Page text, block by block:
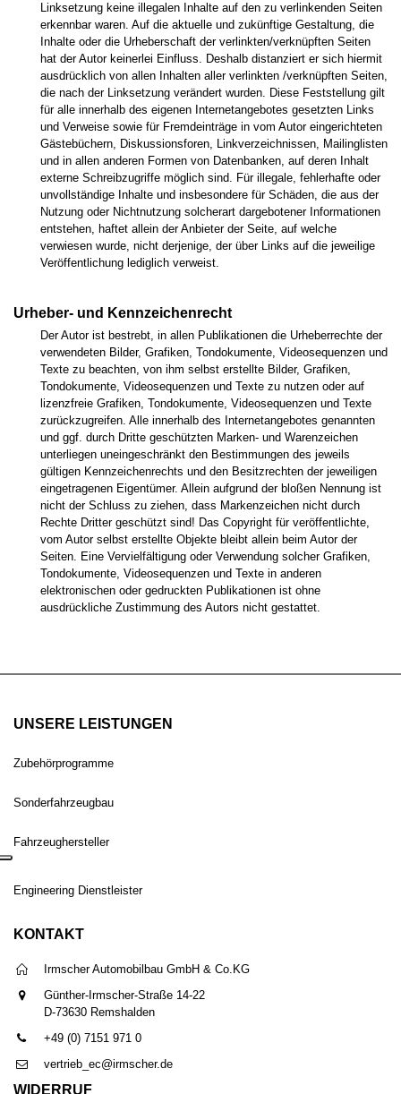
Linksetzung keine illegalen Inhalte auf den zu verlinkenden Seiten
erkennbar waren. Auf die aktuelle und zukünftige Gestaltung, die
Inhalte oder die Urheberschaft der verlinkten/verknüpften Seiten
hat der Autor keinerlei Einfluss. Deshalb distanziert er sich hiermit
ausdrücklich von allen Inhalten aller verlinkten /verknüpften Seiten,
die nach der Linksetzung verändert wurden. Diese Feststellung gilt
für alle innerhalb des eigenen Internetangebotes gesetzten Links
und Verweise sowie für Fremdeinträge in vom Autor eingerichteten
Gästebüchern, Diskussionsforen, Linkverzeichnissen, Mailinglisten
und in allen anderen Formen von Datenbanken, auf deren Inhalt
externe Schreibzugriffe möglich sind. Für illegale, fehlerhafte oder
unvollständige Inhalte und insbesondere für Schäden, die aus der
Nutzung oder Nichtnutzung solcherart dargebotener Informationen
entstehen, haftet allein der Anbieter der Seite, auf welche
verwiesen wurde, nicht derjenige, der über Links auf die jeweilige
Veröffentlichung lediglich verweist.
Urheber- und Kennzeichenrecht
Der Autor ist bestrebt, in allen Publikationen die Urheberrechte der
verwendeten Bilder, Grafiken, Tondokumente, Videosequenzen und
Texte zu beachten, von ihm selbst erstellte Bilder, Grafiken,
Tondokumente, Videosequenzen und Texte zu nutzen oder auf
lizenzfreie Grafiken, Tondokumente, Videosequenzen und Texte
zurückzugreifen. Alle innerhalb des Internetangebotes genannten
und ggf. durch Dritte geschützten Marken- und Warenzeichen
unterliegen uneingeschränkt den Bestimmungen des jeweils
gültigen Kennzeichenrechts und den Besitzrechten der jeweiligen
eingetragenen Eigentümer. Allein aufgrund der bloßen Nennung ist
nicht der Schluss zu ziehen, dass Markenzeichen nicht durch
Rechte Dritter geschützt sind! Das Copyright für veröffentlichte,
vom Autor selbst erstellte Objekte bleibt allein beim Autor der
Seiten. Eine Vervielfältigung oder Verwendung solcher Grafiken,
Tondokumente, Videosequenzen und Texte in anderen
elektronischen oder gedruckten Publikationen ist ohne
ausdrückliche Zustimmung des Autors nicht gestattet.
UNSERE LEISTUNGEN
Zubehörprogramme
Sonderfahrzeugbau
Fahrzeughersteller
Engineering Dienstleister
KONTAKT
Irmscher Automobilbau GmbH & Co.KG
Günther-Irmscher-Straße 14-22
D-73630 Remshalden
+49 (0) 7151 971 0
vertrieb_ec@irmscher.de
WIDERRUF